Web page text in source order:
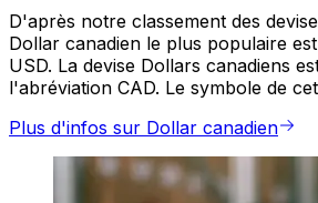
D'après notre classement des
Dollar canadien le plus populaire
USD. La devise Dollars canadiens
l'abréviation CAD. Le symbole de
Plus d'infos sur Dollar canadien